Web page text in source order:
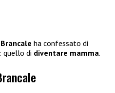
ha confessato di
quello di diventare mamma.